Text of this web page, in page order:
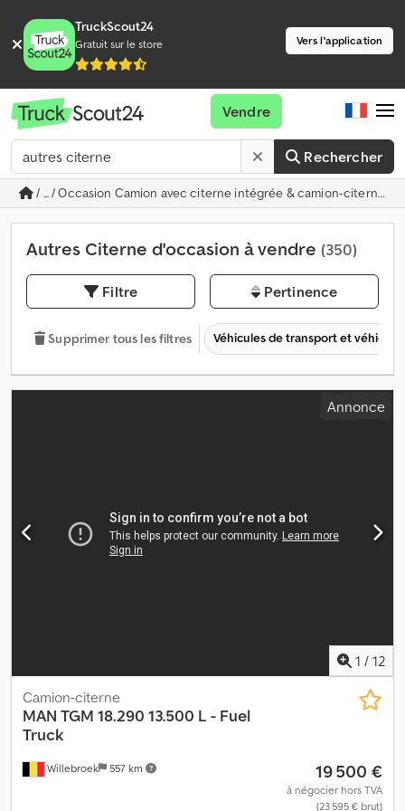
TruckScout24
Gratuit sur le store Vers l'application
Rechercher
Vendre
/ ... / Occasion Camion avec citerne intégrée & camion-citerne
Autres Citerne d'occasion à vendre (350)
Filtre Pertinence
Supprimer tous les filtres Véhicules de transport et
Annonce
1 / 12
Willebroek 557 km
Camion-citerne
MAN TGM 18.290 13.500 L - Fuel
Truck
19 500 €
à négocier hors TVA
(23 595 € brut)